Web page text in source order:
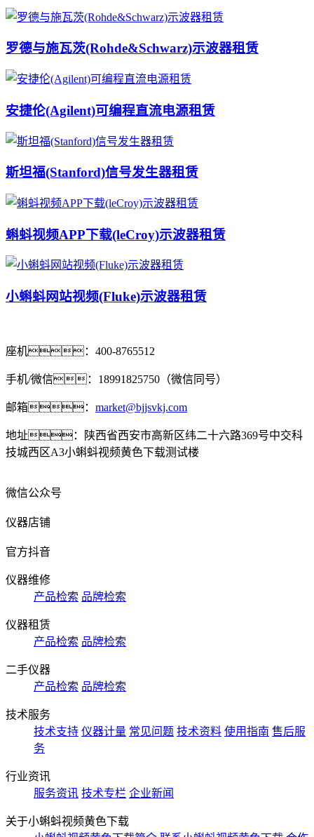
罗德与施瓦茨(Rohde&Schwarz)示波器租赁
安捷伦(Agilent)可编程直流电源租赁
斯坦福(Stanford)信号发生器租赁
蝌蚪视频APP下载(leCroy)示波器租赁
小蝌蚪网站视频(Fluke)示波器租赁
座机：400-8765512
手机/微信：18991825750（微信同号）
邮箱： market@bjjsvkj.com
地址：陕西省西安市高新区纬二十六路369号中交科
技城西区A3小蝌蚪视频黄色下载测试楼
微信公众号
仪器店铺
官方抖音
仪器维修
产品检索 品牌检索
仪器租赁
产品检索 品牌检索
二手仪器
产品检索 品牌检索
技术服务
技术支持 仪器计量 常见问题 技术资料 使用指南 售后服
务
行业资讯
服务资讯 技术专栏 企业新闻
关于小蝌蚪视频黄色下载